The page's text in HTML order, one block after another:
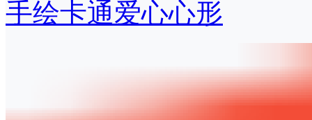
手绘卡通爱心心形